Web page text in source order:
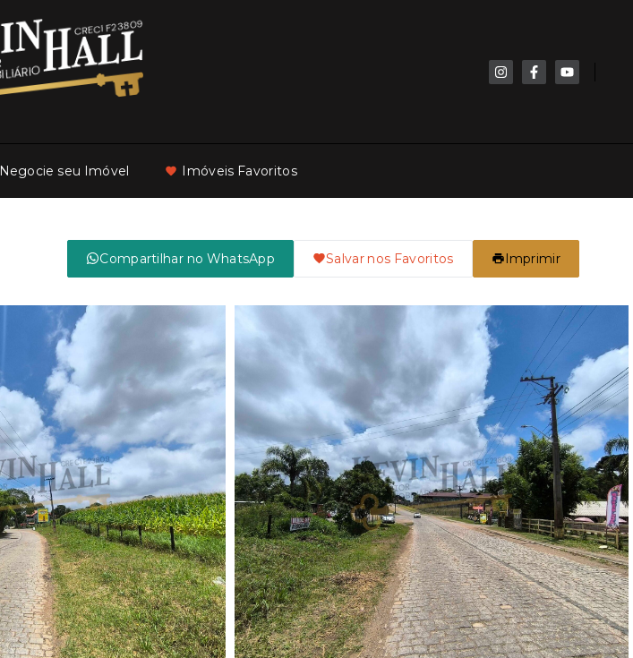
Negocie seu Imóvel Imóveis Favoritos
Compartilhar no WhatsApp Salvar nos Favoritos Imprimir